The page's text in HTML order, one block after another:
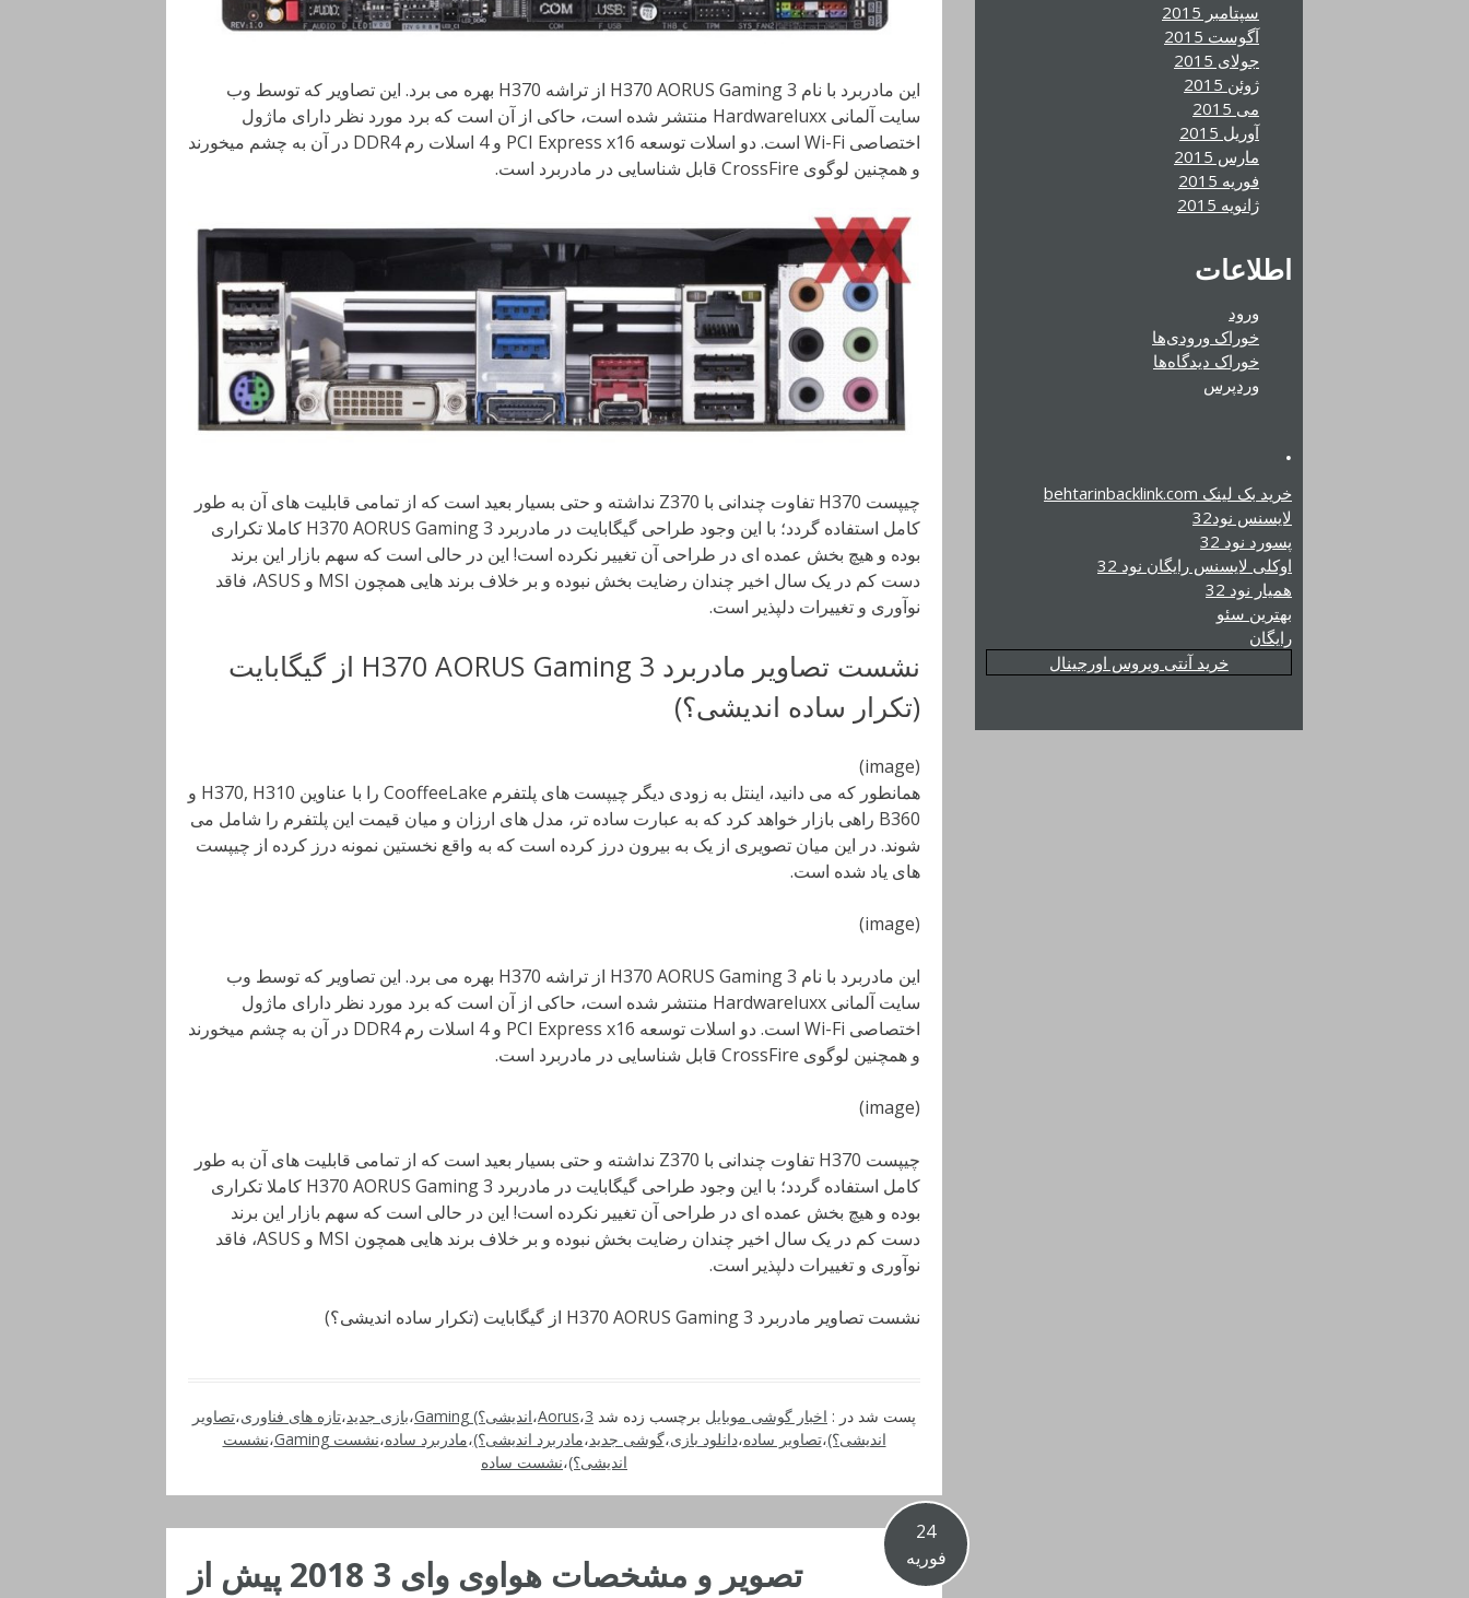
این مادربرد با نام H370 AORUS Gaming 3 از تراشه H370 بهره می برد. این تصاویر که توسط وب
سایت آلمانی Hardwareluxx منتشر شده است، حاکی از آن است که برد مورد نظر دارای ماژول
اختصاصی Wi-Fi است. دو اسلات توسعه PCI Express x16 و 4 اسلات رم DDR4 در آن به چشم میخورند
و همچنین لوگوی CrossFire قابل شناسایی در مادربرد است.
چیپست H370 تفاوت چندانی با Z370 نداشته و حتی بسیار بعید است که از تمامی قابلیت های آن به طور
کامل استفاده گردد؛ با این وجود طراحی گیگابایت در مادربرد H370 AORUS Gaming 3 کاملا تکراری
بوده و هیچ بخش عمده ای در طراحی آن تغییر نکرده است! این در حالی است که سهم بازار این برند
دست کم در یک سال اخیر چندان رضایت بخش نبوده و بر خلاف برند هایی همچون MSI و ASUS، فاقد
نوآوری و تغییرات دلپذیر است.
نشست تصاویر مادربرد H370 AORUS Gaming 3 از گیگابایت
(تکرار ساده اندیشی؟)
(image)
همانطور که می دانید، اینتل به زودی دیگر چیپست های پلتفرم CooffeeLake را با عناوین H370, H310 و
B360 راهی بازار خواهد کرد که به عبارت ساده تر، مدل های ارزان و میان قیمت این پلتفرم را شامل می
شوند. در این میان تصویری از یک به بیرون درز کرده است که به واقع نخستین نمونه درز کرده از چیپست
های یاد شده است.
(image)
این مادربرد با نام H370 AORUS Gaming 3 از تراشه H370 بهره می برد. این تصاویر که توسط وب
سایت آلمانی Hardwareluxx منتشر شده است، حاکی از آن است که برد مورد نظر دارای ماژول
اختصاصی Wi-Fi است. دو اسلات توسعه PCI Express x16 و 4 اسلات رم DDR4 در آن به چشم میخورند
و همچنین لوگوی CrossFire قابل شناسایی در مادربرد است.
(image)
چیپست H370 تفاوت چندانی با Z370 نداشته و حتی بسیار بعید است که از تمامی قابلیت های آن به طور
کامل استفاده گردد؛ با این وجود طراحی گیگابایت در مادربرد H370 AORUS Gaming 3 کاملا تکراری
بوده و هیچ بخش عمده ای در طراحی آن تغییر نکرده است! این در حالی است که سهم بازار این برند
دست کم در یک سال اخیر چندان رضایت بخش نبوده و بر خلاف برند هایی همچون MSI و ASUS، فاقد
نوآوری و تغییرات دلپذیر است.
نشست تصاویر مادربرد H370 AORUS Gaming 3 از گیگابایت (تکرار ساده اندیشی؟)
پست شد در : اخبار گوشی موبایل برچسب زده شد 3،Aorus،اندیشی؟) Gaming ،بازی جدید،تازه های فناوری،تصاویر
اندیشی؟)،تصاویر ساده،دانلود بازی،گوشی جدید،مادربرد اندیشی؟)،مادربرد ساده،نشست Gaming ،نشست
اندیشی؟)،نشست ساده
24
فوریه
تصویر و مشخصات هواوی وای 3 2018 پیش از
سپتامبر 2015
آگوست 2015
جولای 2015
ژوئن 2015
می 2015
آوریل 2015
مارس 2015
فوریه 2015
ژانویه 2015
اطلاعات
ورود
خوراک ورودی‌ها
خوراک دیدگاه‌ها
وردپرس
.
خرید بک لینک behtarinbacklink.com
لایسنس نود32
پسورد نود 32
اوکلی لایسنس رایگان نود 32
همیار نود 32
بهترین سئو
رایگان
خرید آنتی ویروس اورجینال